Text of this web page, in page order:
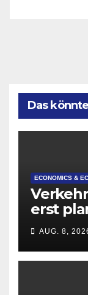
Das
ECONOMICS &
erst
AUG. 8,